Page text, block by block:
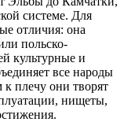
системе. Для
отличия: она
польско-
культурные и
все народы
к плечу они творят
нищеты,